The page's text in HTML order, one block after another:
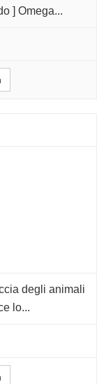
] Omega...
degli animali
lo...